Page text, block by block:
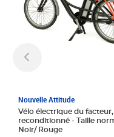
Nouvelle Attitude
Vélo électrique du facteur,
reconditionné - Taille normale -
Noir/ Rouge